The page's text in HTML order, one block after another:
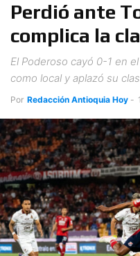
Perdió ante
complica la
El Poderoso cayó 0-1 en
como local y aplazó su
Por Redacción Antioquia Hoy -